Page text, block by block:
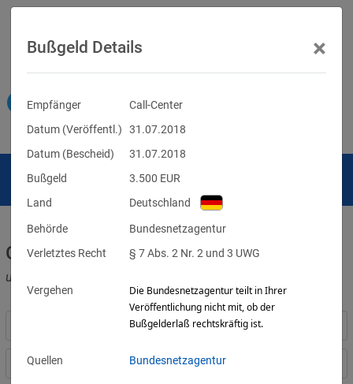
Geldbußen für DSGVO-Verstöße
und für Verletzungen anderer Datenschutzgesetze
Nach Land filtern
Bußgeld Details ×
Empfänger
Call-Center
Datum (Veröffentl.)
31.07.2018
Datum (Bescheid)
31.07.2018
Bußgeld
3.500 EUR
Land
Deutschland
Behörde
Bundesnetzagentur
Verletztes Recht
§ 7 Abs. 2 Nr. 2 und 3 UWG
Vergehen
Die Bundesnetzagentur teilt in Ihrer
Veröffentlichung nicht mit, ob der
Bußgelderlaß rechtskräftig ist.
Quellen Bundesnetzagentur